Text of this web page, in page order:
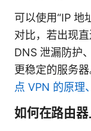
可以使用“IP 地
对比，若出现
DNS 泄漏防护
更稳定的服务器
点 VPN 的原理
如何在路由器